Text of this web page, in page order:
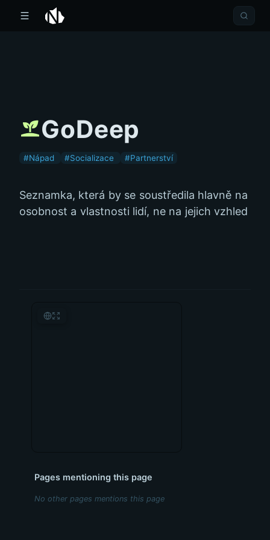
GoDeep
#Nápad #Socializace #Partnerství
Seznamka, která by se soustředila hlavně na
osobnost a vlastnosti lidí, ne na jejich vzhled
Pages mentioning this page
No other pages mentions this page